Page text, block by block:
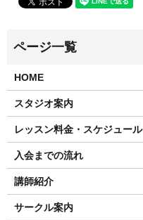
HOME
スタジオ案内
レッスン料金・スケジュール
入会までの流れ
講師紹介
サークル案内